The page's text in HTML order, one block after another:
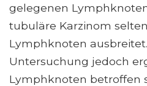
gelegenen
tubuläre Karzinom
Lymphknoten
Untersuchung jedoch
Lymphknoten betroffen